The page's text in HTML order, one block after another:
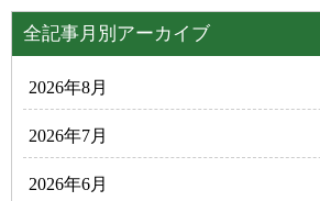
全記事月別アーカイブ
2026年8月
2026年7月
2026年6月